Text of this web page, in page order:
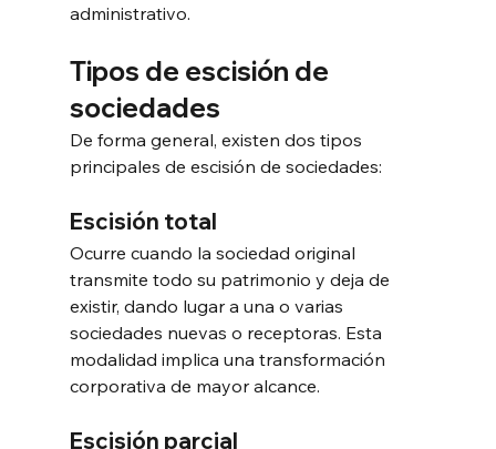
administrativo.
Tipos de escisión de
sociedades
De forma general, existen dos tipos
principales de escisión de sociedades:
Escisión total
Ocurre cuando la sociedad original
transmite todo su patrimonio y deja de
existir, dando lugar a una o varias
sociedades nuevas o receptoras. Esta
modalidad implica una transformación
corporativa de mayor alcance.
Escisión parcial